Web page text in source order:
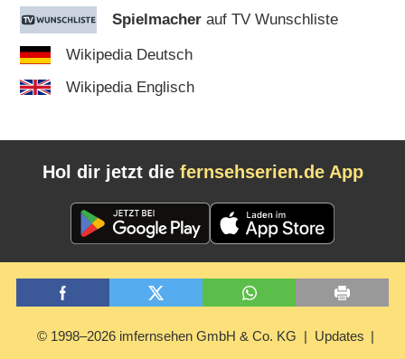
Spielmacher auf TV Wunschliste
Wikipedia Deutsch
Wikipedia Englisch
Hol dir jetzt die fernsehserien.de App
© 1998–2026 imfernsehen GmbH & Co. KG Updates